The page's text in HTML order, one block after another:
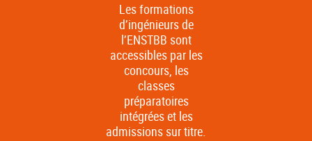
Les formations
d’ingénieurs de
l’ENSTBB sont
accessibles par les
concours, les
classes
préparatoires
intégrées et les
admissions sur titre.